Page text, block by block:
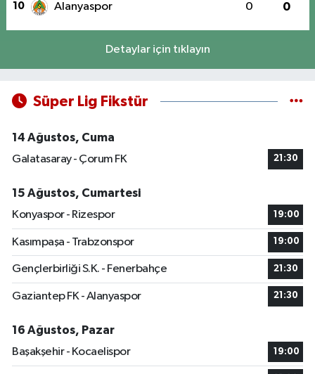
10 Alanyaspor 0 0
Detaylar için tıklayın
Süper Lig Fikstür
14 Ağustos, Cuma
Galatasaray - Çorum FK
21:30
15 Ağustos, Cumartesi
Konyaspor - Rizespor
19:00
Kasımpaşa - Trabzonspor 19:00
Gençlerbirliği S.K. - Fenerbahçe 21:30
Gaziantep FK - Alanyaspor 21:30
16 Ağustos, Pazar
Başakşehir - Kocaelispor
19:00